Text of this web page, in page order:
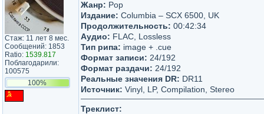
Стаж: 11 лет 8 мес.
Сообщений: 1853
Ratio: 1539.817
Поблагодарили:
100575
100%
Жанр: Pop
Издание: Columbia – SCX 6500, UK
Продолжительность: 00:42:34
Аудио: FLAC, Lossless
Тип рипа: image + .cue
Формат записи: 24/192
Формат раздачи: 24/192
Реальные значения DR: DR11
Источник: Vinyl, LP, Compilation, Stereo
Треклист: